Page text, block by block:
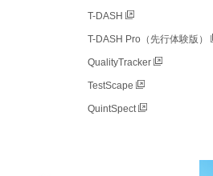
T-DASH
T-DASH Pro（先行体験版）
QualityTracker
TestScape
QuintSpect